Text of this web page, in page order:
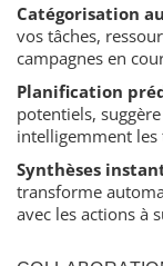
Catégorisation
vos tâches,
campagnes en
Planification
potentiels,
intelligemment les
Synthèses
transforme
avec les actions à